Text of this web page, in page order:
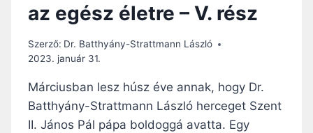
az egész életre – V. rész
Szerző: Dr. Batthyány-Strattmann László
2023. január 31.
Márciusban lesz húsz éve annak, hogy Dr.
Batthyány-Strattmann László herceget Szent
II. János Pál pápa boldoggá avatta. Egy